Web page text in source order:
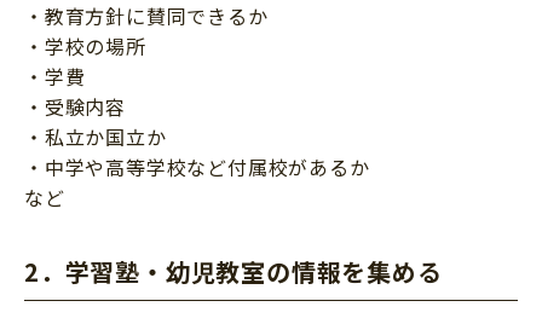
・教育方針に賛同できるか
・学校の場所
・学費
・受験内容
・私立か国立か
・中学や高等学校など付属校があるか
など
2．学習塾・幼児教室の情報を集める